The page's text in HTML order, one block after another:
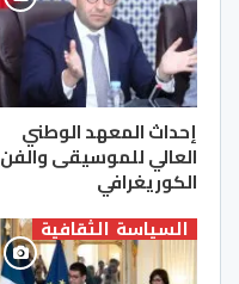
إحداث المعهد الوطني
العالي للموسيقى والفن
الكوريغرافي
السياسة الثقافية